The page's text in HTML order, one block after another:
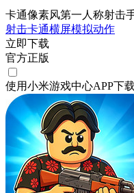
卡通像素风第一人称射击
射击卡通横屏模拟动作
立即下载
官方正版
使用小米游戏中心APP下载